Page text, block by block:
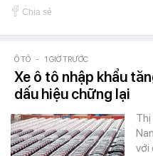
Chia sẻ
Ô TÔ - 1 GIỜ TRƯỚC
Xe ô tô nhập khẩu
dấu hiệu chững lại
với